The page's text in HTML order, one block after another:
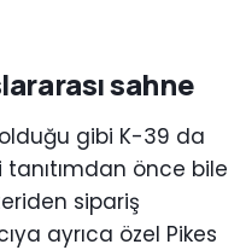
sahne
gibi K-39 da
tanıtımdan önce bile
sipariş
ayrıca özel Pikes